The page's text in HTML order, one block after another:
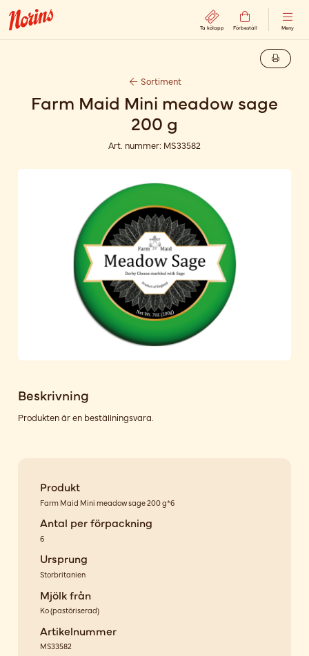
Ta kölapp Förbeställ Meny
Sortiment
Farm Maid Mini meadow sage
200 g
Art. nummer: MS33582
Beskrivning
Produkten är en beställningsvara.
Produkt
Farm Maid Mini meadow sage 200 g*6
Antal per förpackning
6
Ursprung
Storbritanien
Mjölk från
Ko(pastöriserad)
Artikelnummer
MS33582